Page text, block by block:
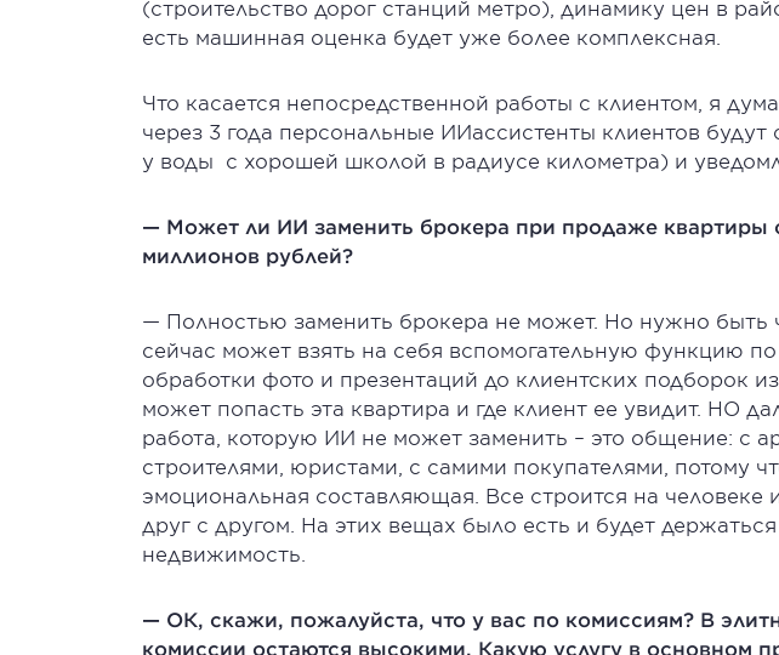
(строительство дорог станций метро), динамику цен в
есть машинная оценка будет уже более комплексная.
Что касается непосредственной работы с клиентом, я
через 3 года персональные ИИассистенты клиентов
у воды с хорошей школой в радиусе километра) и
— Может ли ИИ заменить брокера при продаже квартиры
миллионов рублей?
— Полностью заменить брокера не может. Но нужно быть
сейчас может взять на себя вспомогательную функцию
обработки фото и презентаций до клиентских подборок из
может попасть эта квартира и где клиент ее увидит. НО
работа, которую ИИ не может заменить – это общение: с
строителями, юристами, с самими покупателями, потому
эмоциональная составляющая. Все строится на
друг с другом. На этих вещах было есть и будет
недвижимость.
— ОК, скажи, пожалуйста, что у вас по комиссиям? В
комиссии остаются высокими. Какую услугу в основном